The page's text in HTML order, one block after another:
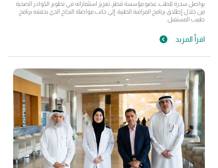
يواصل سدرة للطب، عضو مؤسسة قطر، تعزيز استثماراته في تطوير الكوادر الصحية
من خلال إطلاق برنامج المراقبة الطبية، إلى جانب مواصلة النجاح الذي يحققه برنامج
طبيب المستقبل.
اقرأ المزيد